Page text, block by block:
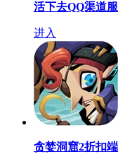
活下去QQ渠道服
进入
贪婪洞窟2折扣端